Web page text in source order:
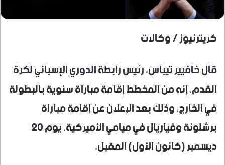
كريترنيوز / وكالات
قال خافيير تيباس، رئيس رابطة الدوري الإسباني لكرة
القدم، إنه من المخطط إقامة مباراة سنوية بالبطولة
في الخارج، وذلك بعد الإعلان عن إقامة مباراة
برشلونة وفياريال في ميامي الأميركية، يوم 20
ديسمبر (كانون الأول) المقبل.